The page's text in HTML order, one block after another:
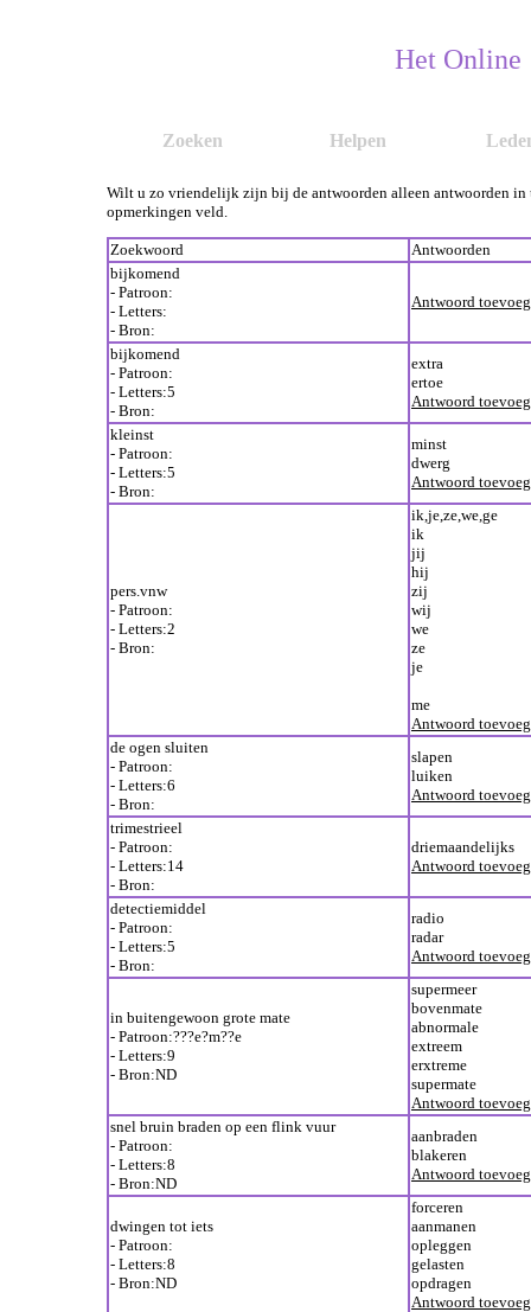
Het Online
Zoeken Helpen
Wilt u zo vriendelijk zijn bij de antwoorden alleen antwoorden
opmerkingen veld.
Zoekwoord
Antwoorden
bijkomend
- Patroon:
- Letters:
- Bron:
Antwoord
bijkomend
- Patroon:
- Letters:5
- Bron:
extra
ertoe
Antwoord
kleinst
- Patroon:
- Letters:5
- Bron:
minst
dwerg
Antwoord
pers.vnw
- Patroon:
- Letters:2
- Bron:
ik,je,ze,we,ge
ik
jij
hij
zij
wij
we
ze
je
me
Antwoord
de ogen sluiten
- Patroon:
- Letters:6
- Bron:
slapen
luiken
Antwoord
trimestrieel
- Patroon:
- Letters:14
- Bron:
driemaandelijks
Antwoord
detectiemiddel
- Patroon:
- Letters:5
- Bron:
radio
radar
Antwoord
in buitengewoon grote mate
- Patroon:???e?m??e
- Letters:9
- Bron:ND
supermeer
bovenmate
abnormale
extreem
erxtreme
supermate
Antwoord
snel bruin braden op een flink vuur
- Patroon:
- Letters:8
- Bron:ND
aanbraden
blakeren
Antwoord
dwingen tot iets
- Patroon:
- Letters:8
- Bron:ND
forceren
aanmanen
opleggen
gelasten
opdragen
Antwoord